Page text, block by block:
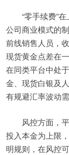
“零手续费”
公司商业模式的
前线销售人员，
现货黄金点差在
在同类平台中处
金、现货白银及
有规避汇率波动
风控方面，
投入本金为上限
明规则，在风控